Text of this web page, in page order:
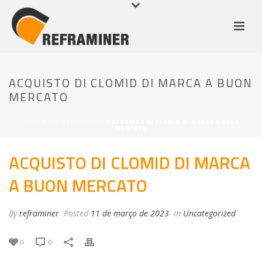
ACQUISTO DI CLOMID DI MARCA A BUON
MERCATO
ACQUISTO DI CLOMID DI MARCA
A BUON MERCATO
Byreframiner Posted 11 de março de 2023 In Uncategorized
0 0